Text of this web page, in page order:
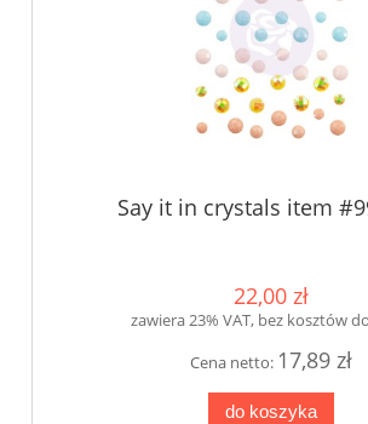
Say it in crystals item
22,00 zł
zawiera 23% VAT, bez kosztów
Cena netto: 17,89 zł
do koszyka